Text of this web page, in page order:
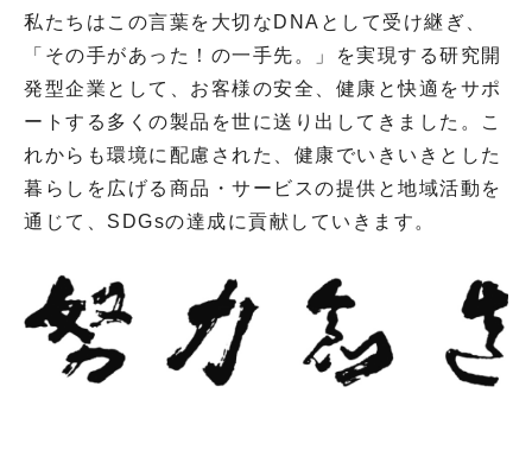
私たちはこの言葉を大切なDNAとして受け継ぎ、
「その手があった！の一手先。」を実現する研究開
発型企業として、お客様の安全、健康と快適をサポ
ートする多くの製品を世に送り出してきました。こ
れからも環境に配慮された、健康でいきいきとした
暮らしを広げる商品・サービスの提供と地域活動を
通じて、SDGsの達成に貢献していきます。